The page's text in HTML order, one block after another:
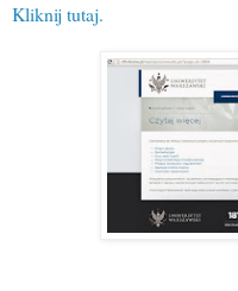
Kliknij tutaj.